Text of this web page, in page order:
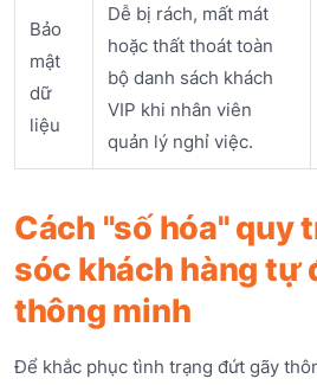
Bảo
mật
dữ
liệu
Dễ bị rách, mất mát
hoặc thất thoát toàn
bộ danh sách khách
VIP khi nhân viên
quản lý nghỉ việc.
Cách "số hóa" quy
sóc khách hàng tự
thông minh
Để khắc phục tình trạng đứt gãy